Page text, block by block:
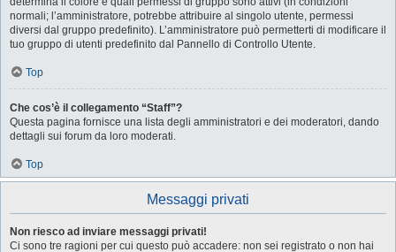
normali; l’amministratore, potrebbe attribuire al singolo utente, permessi
diversi dal gruppo predefinito). L’amministratore può permetterti di modificare il
tuo gruppo di utenti predefinito dal Pannello di Controllo Utente.
Top
Che cos’è il collegamento “Staff”?
Questa pagina fornisce una lista degli amministratori e dei moderatori, dando
dettagli sui forum da loro moderati.
Top
Messaggi privati
Non riesco ad inviare messaggi privati!
Ci sono tre ragioni per cui questo può accadere: non sei registrato o non hai